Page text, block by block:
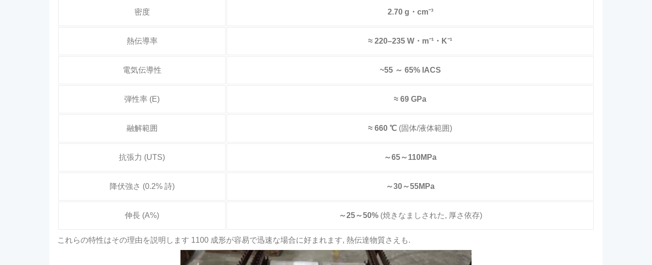
密度 2.70 g・cm⁻³
熱伝導率 ≈ 220–235 W・m⁻¹・K⁻¹
電気伝導性 ~55 ～ 65% IACS
弾性率 (E) ≈ 69 GPa
融解範囲 ≈ 660 ℃ (固体/液体範囲)
抗張力 (UTS) ～65～110MPa
降伏強さ (0.2% 詩) ～30～55MPa
伸長 (A%) ～25～50%(焼きなましされた, 厚さ依存)
これらの特性はその理由を説明します 1100 成形が容易で迅速な場合に好まれます, 熱伝達物質さえも.